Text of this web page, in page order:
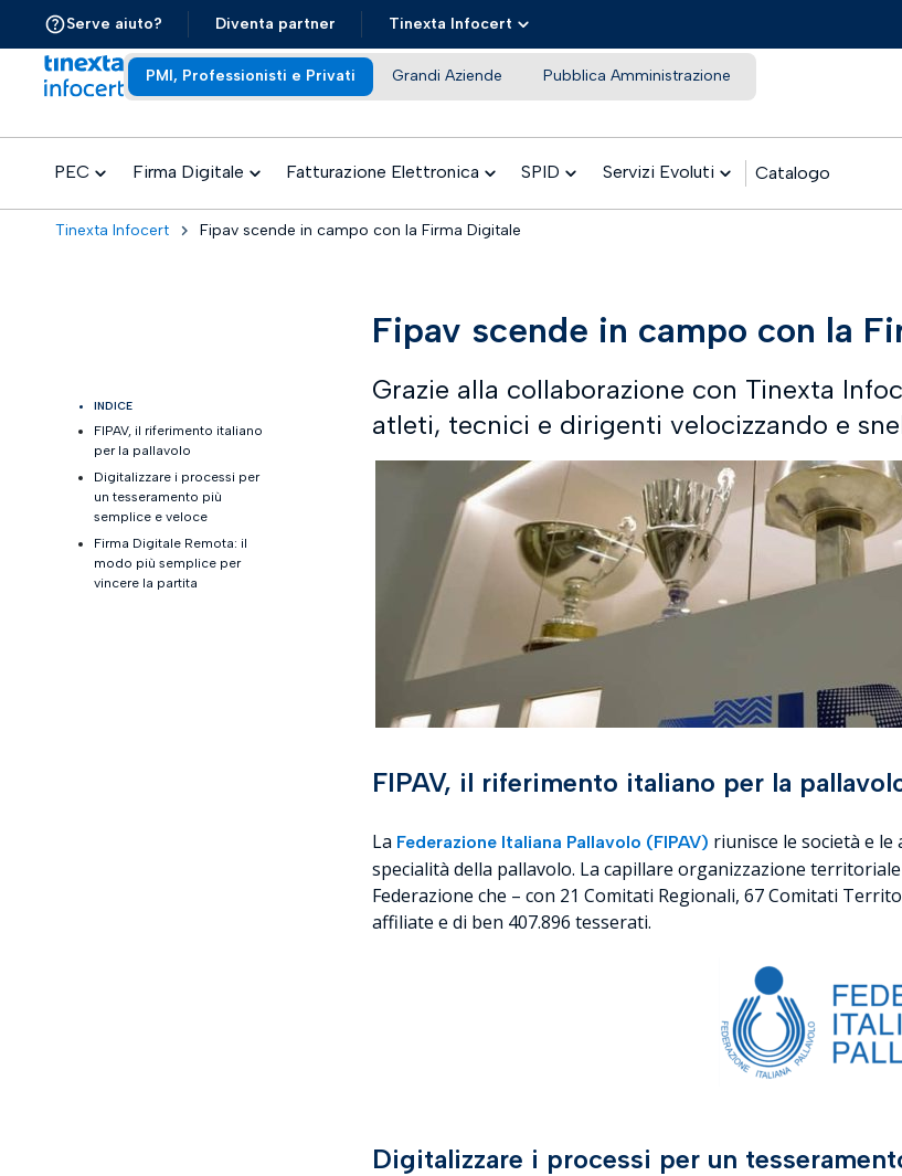
Serve aiuto? Diventa partner Tinexta Infocert
PMI, Professionisti e Privati Grandi Aziende Pubblica Amministrazione
PEC Firma Digitale Fatturazione Elettronica SPID Servizi Evoluti Catalogo
Tinexta Infocert Fipav scende in campo con la Firma Digitale
INDICE
FIPAV, il riferimento italiano
per la pallavolo
Digitalizzare i processi per
un tesseramento più
semplice e veloce
Firma Digitale Remota: il
modo più semplice per
vincere la partita
Fipav scende in campo con la
Grazie alla collaborazione con Tinexta
atleti, tecnici e dirigenti velocizzando e
FIPAV, il riferimento italiano per la
La Federazione Italiana Pallavolo (FIPAV) riunisce le società e
specialità della pallavolo. La capillare organizzazione
Federazione che – con 21 Comitati Regionali, 67 Comitati
affiliate e di ben 407.896 tesserati. ​
Digitalizzare i processi per un